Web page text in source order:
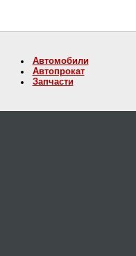
Автомобили
Автопрокат
Запчасти